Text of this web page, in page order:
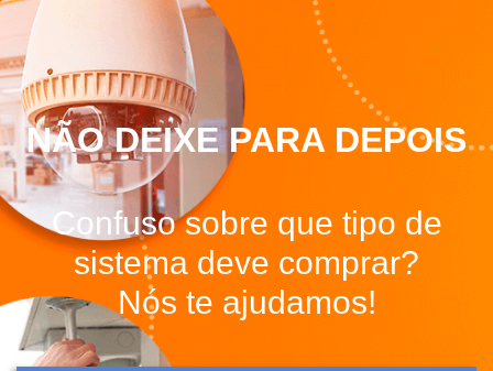
NÃO DEIXE PARA DEPOIS
Confuso sobre que tipo de
sistema deve comprar?
Nós te ajudamos!